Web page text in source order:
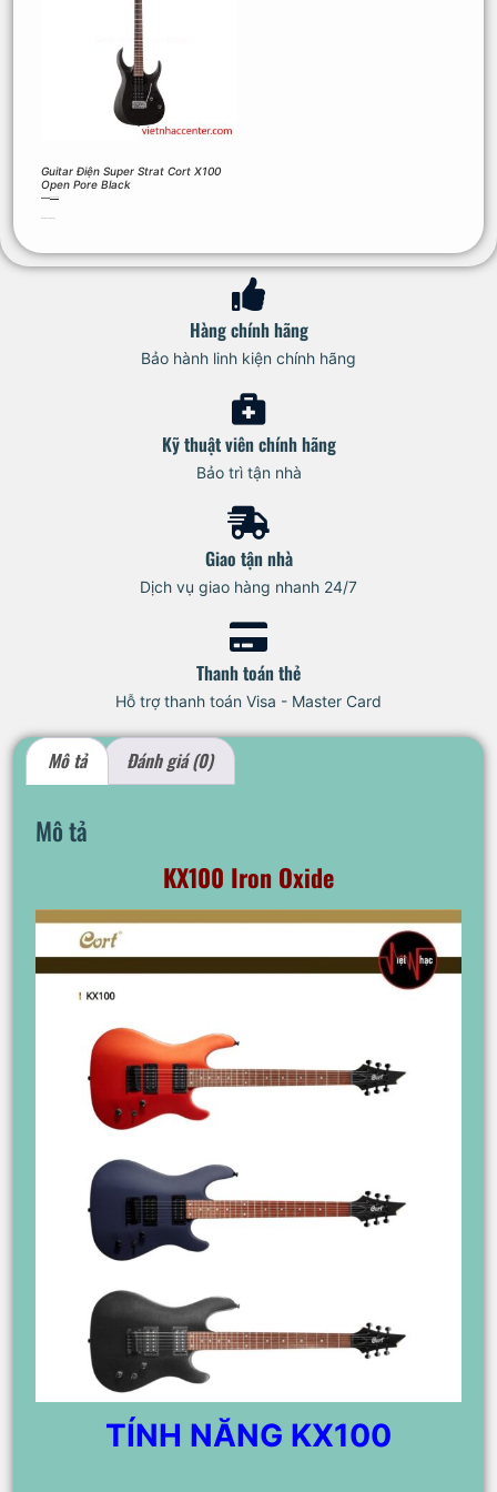
Guitar Điện Super Strat Cort X100
Open Pore Black
Hàng chính hãng
Bảo hành linh kiện chính hãng
Kỹ thuật viên chính hãng
Bảo trì tận nhà
Giao tận nhà
Dịch vụ giao hàng nhanh 24/7
Thanh toán thẻ
Hỗ trợ thanh toán Visa - Master Card
Mô tả Đánh giá (0)
Mô tả
KX100 Iron Oxide
TÍNH NĂNG KX100